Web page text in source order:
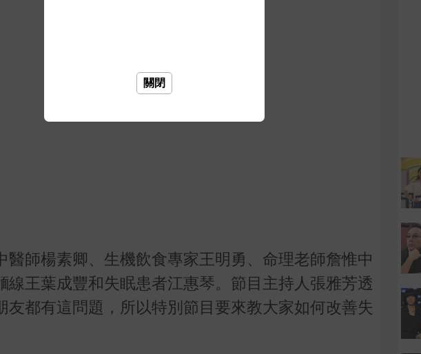
師楊素卿、生機飲食專家王明勇、命理老師詹惟中
王葉成豐和失眠患者江惠琴。節目主持人張雅芳透
都有這問題，所以特別節目要來教大家如何改善失
關閉